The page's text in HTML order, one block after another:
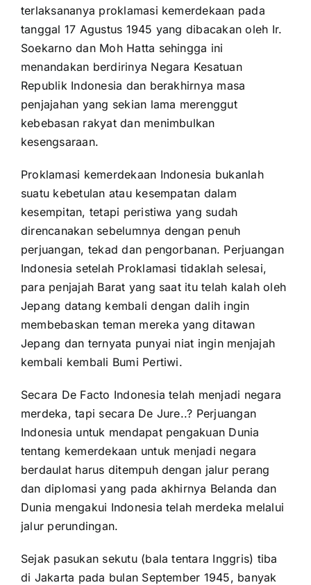
Search
for:
terlaksananya proklamasi kemerdekaan pada
tanggal 17 Agustus 1945 yang dibacakan oleh Ir.
Soekarno dan Moh Hatta sehingga ini
menandakan berdirinya Negara Kesatuan
Republik Indonesia dan berakhirnya masa
penjajahan yang sekian lama merenggut
kebebasan rakyat dan menimbulkan
kesengsaraan.
Proklamasi kemerdekaan Indonesia bukanlah
suatu kebetulan atau kesempatan dalam
kesempitan, tetapi peristiwa yang sudah
direncanakan sebelumnya dengan penuh
perjuangan, tekad dan pengorbanan. Perjuangan
Indonesia setelah Proklamasi tidaklah selesai,
para penjajah Barat yang saat itu telah kalah oleh
Jepang datang kembali dengan dalih ingin
membebaskan teman mereka yang ditawan
Jepang dan ternyata punyai niat ingin menjajah
kembali kembali Bumi Pertiwi.
Secara De Facto Indonesia telah menjadi negara
merdeka, tapi secara De Jure..? Perjuangan
Indonesia untuk mendapat pengakuan Dunia
tentang kemerdekaan untuk menjadi negara
berdaulat harus ditempuh dengan jalur perang
dan diplomasi yang pada akhirnya Belanda dan
Dunia mengakui Indonesia telah merdeka melalui
jalur perundingan.
Sejak pasukan sekutu (bala tentara Inggris) tiba
di Jakarta pada bulan September 1945, banyak